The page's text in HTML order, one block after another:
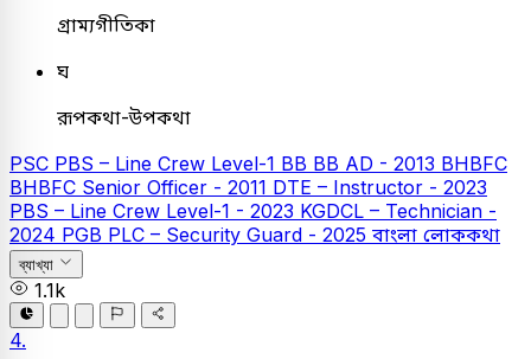
গ্রাম্যগীতিকা
ঘ
রূপকথা-উপকথা
PSC PBS – Line Crew Level-1 BB BB AD - 2013 BHBFC
BHBFC Senior Officer - 2011 DTE – Instructor - 2023
PBS – Line Crew Level-1 - 2023 KGDCL – Technician -
2024 PGB PLC – Security Guard - 2025 বাংলা লোককথা
ব্যাখ্যা
1.1k
4.